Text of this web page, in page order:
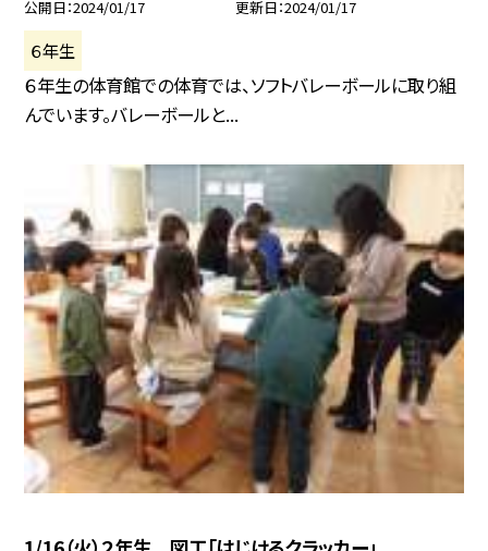
公開日 2024/01/17 更新日 2024/01/17
６年生
６年生の体育館での体育では、ソフトバレーボールに取り組
んでいます。バレーボールと...